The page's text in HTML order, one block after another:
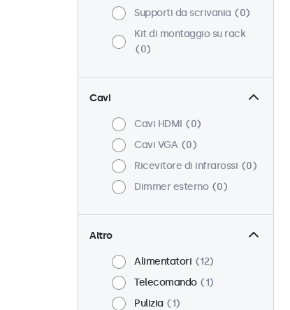
Supporti da scrivania
0
Kit di montaggio su rack
0
Cavi
Cavi HDMI
0
Cavi VGA
0
Ricevitore di infrarossi
0
Dimmer esterno
0
Altro
Alimentatori
12
Telecomando
1
Pulizia
1